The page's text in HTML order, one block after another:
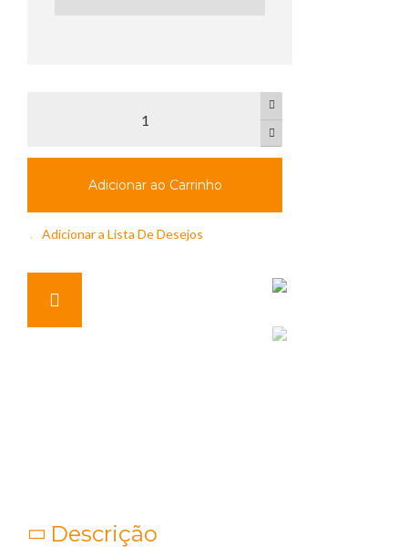
Adicionar ao Carrinho
Adicionar a Lista De Desejos
Descrição